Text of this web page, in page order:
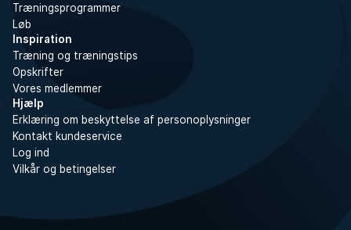
Træningsprogrammer
Løb
Inspiration
Træning og træningstips
Opskrifter
Vores medlemmer
Hjælp
Erklæring om beskyttelse af personoplysninger
Kontakt kundeservice
Log ind
Vilkår og betingelser